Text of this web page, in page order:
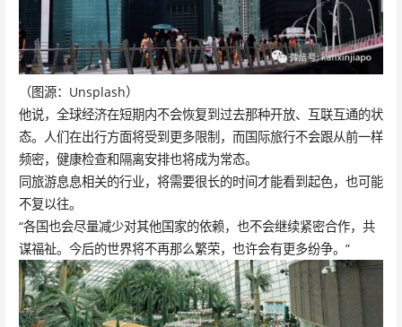
（图源：Unsplash）
他说，全球经济在短期内不会恢复到过去那种开放、互联互通的状
态。人们在出行方面将受到更多限制，而国际旅行不会跟从前一样
频密，健康检查和隔离安排也将成为常态。
同旅游息息相关的行业，将需要很长的时间才能看到起色，也可能
不复以往。
“各国也会尽量减少对其他国家的依赖，也不会继续紧密合作，共
谋福祉。今后的世界将不再那么繁荣，也许会有更多纷争。”